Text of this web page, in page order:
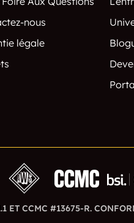
nous
légale
CCMC #13675-R.